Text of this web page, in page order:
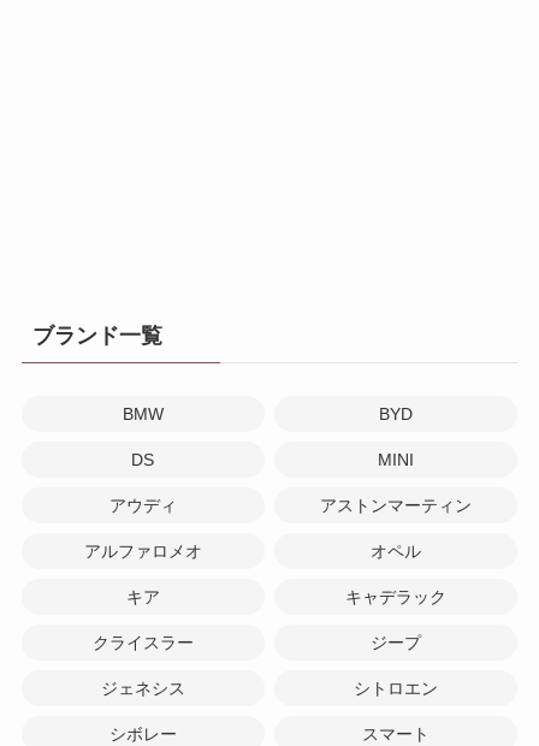
ブランド一覧
BMW BYD
DS MINI
アウディ アストンマーティン
アルファロメオ オペル
キア キャデラック
クライスラー ジープ
ジェネシス シトロエン
シボレー スマート